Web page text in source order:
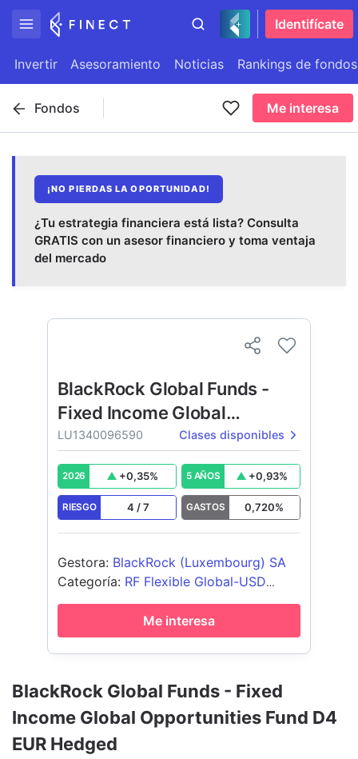
Identifícate
Invertir Asesoramiento Noticias Rankings de fondos
Fondos Me interesa
¡NO PIERDAS LA OPORTUNIDAD!
¿Tu estrategia financiera está lista? Consulta
GRATIS con un asesor financiero y toma ventaja
del mercado
BlackRock Global Funds - Fixed
Income Global Opportunities Fund D4
EUR Hedged
BlackRock Global Funds -
Fixed Income Global
Opportunities Fund
LU1340096590 Clases disponibles
2026 +0,35% 5 AÑOS +0,93%
RIESGO 4 /7 GASTOS 0,720%
Gestora: BlackRock (Luxembourg) SA
Categoría: RF Flexible Global-USD
Cubierto
Me interesa